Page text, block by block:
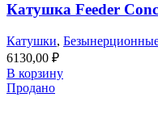
Катушка Feeder
Катушки,
6130,00 ₽
В корзину
Продано